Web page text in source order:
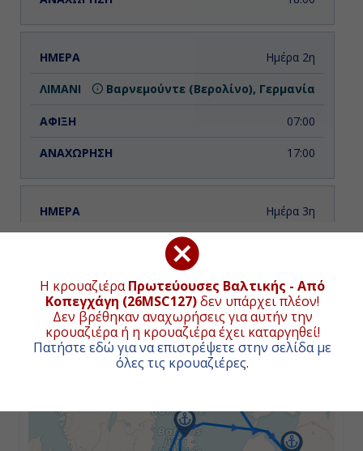
Η κρουαζιέραΠρωτεύουσες Βαλτικής - Από
Κοπεγχάγη (26MSC127)δεν υπάρχει πλέον!
Δεν βρέθηκαν αναχωρήσεις για αυτήν την
κρουαζιέρα ή η κρουαζιέρα έχει καταργηθεί!
Πατήστε εδώ για να επιστρέψετε στην σελίδα με
όλες τις κρουαζιέρες.
Ημέρα 2η
Βαρνεμούντε (Βερολίνο), Γερμανία
07:00
17:00
Ημέρα 3η
Γκντανσκ, Πολωνία
20:00
09:00
ΧΑΡΤΗΣ ΚΡΟΥΑΖΙΕΡΑΣ
Συνολική απόσταση κρουαζιέρας:1550ναυτικά μίλια
(2871χλμ.)
+